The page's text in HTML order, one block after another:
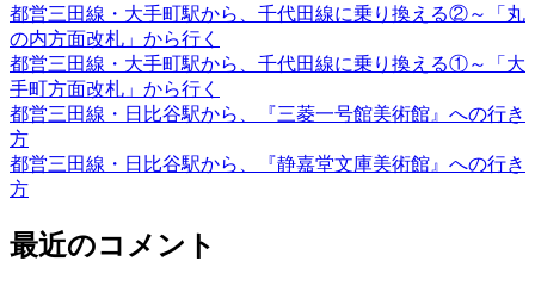
都営三田線・大手町駅から、千代田線に乗り換える②～「丸
の内方面改札」から行く
都営三田線・大手町駅から、千代田線に乗り換える①～「大
手町方面改札」から行く
都営三田線・日比谷駅から、『三菱一号館美術館』への行き
方
都営三田線・日比谷駅から、『静嘉堂文庫美術館』への行き
方
最近のコメント